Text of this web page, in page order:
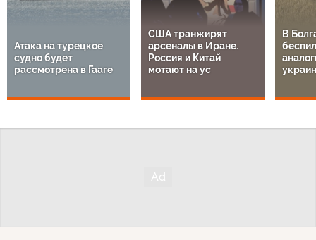
Атака на турецкое
судно будет
рассмотрена в Гааге
США транжирят
арсеналы в Иране.
Россия и Китай
мотают на ус
В